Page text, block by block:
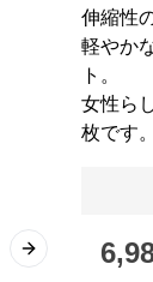
Next slide
伸縮性
軽やか
ト。
女性ら
枚です。